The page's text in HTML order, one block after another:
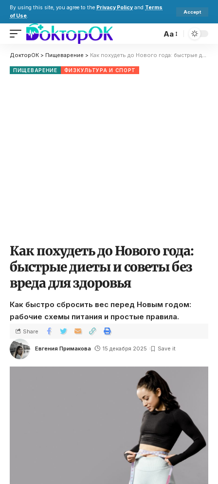
By using this site, you agree to the Privacy Policy and Terms
of Use.
Accept
Aa
ДокторОК > Пищеварение > Как похудеть до Нового года: быстрые диеты и советы без вреда для здоровья
ПИЩЕВАРЕНИЕ ФИЗКУЛЬТУРА И СПОРТ
Как похудеть до Нового года:
быстрые диеты и советы без
вреда для здоровья
Как быстро сбросить вес перед Новым годом:
рабочие схемы питания и простые правила.
Евгения Примакова 15 декабря 2025
Share